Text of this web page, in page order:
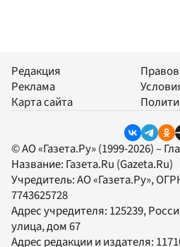
Редакция
Реклама
Карта сайта
© АО «Газета.Ру» (1999-2026) –
Название: Газета.Ru (Gazeta.Ru)
Учредитель:АО «Газета.Ру»,
7743625728
Адрес учредителя: 125239,
улица, дом 67
Адрес редакции и издателя: